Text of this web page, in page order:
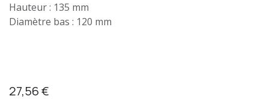
Hauteur : 135 mm
Diamètre bas : 120 mm
27,56€